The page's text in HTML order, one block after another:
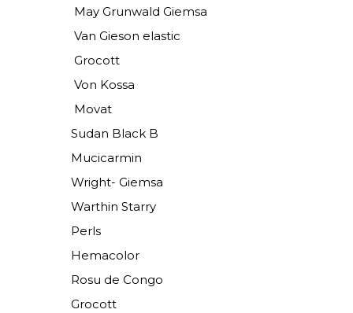
May Grunwald Giemsa
Van Gieson elastic
Grocott
Von Kossa
Movat
Sudan Black B
Mucicarmin
Wright- Giemsa
Warthin Starry
Perls
Hemacolor
Rosu de Congo
Grocott